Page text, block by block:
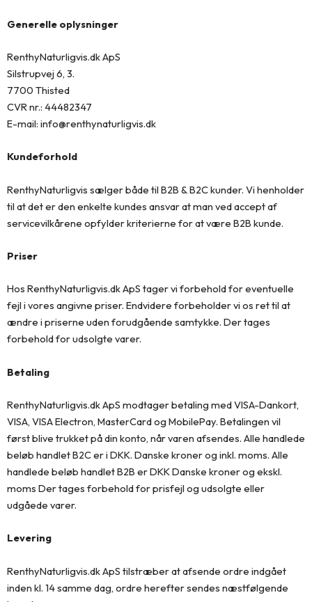
Generelle oplysninger
RenthyNaturligvis.dk ApS
Silstrupvej 6, 3.
7700 Thisted
CVR nr.: 44482347
E-mail: info@renthynaturligvis.dk
Kundeforhold
RenthyNaturligvis sælger både til B2B & B2C kunder. Vi henholder
til at det er den enkelte kundes ansvar at man ved accept af
servicevilkårene opfylder kriterierne for at være B2B kunde.
Priser
Hos RenthyNaturligvis.dk ApS tager vi forbehold for eventuelle
fejl i vores angivne priser. Endvidere forbeholder vi os ret til at
ændre i priserne uden forudgående samtykke. Der tages
forbehold for udsolgte varer.
Betaling
RenthyNaturligvis.dk ApS modtager betaling med VISA-Dankort,
VISA, VISA Electron, MasterCard og MobilePay. Betalingen vil
først blive trukket på din konto, når varen afsendes. Alle handlede
beløb handlet B2C er i DKK. Danske kroner og inkl. moms. Alle
handlede beløb handlet B2B er DKK Danske kroner og ekskl.
moms Der tages forbehold for prisfejl og udsolgte eller
udgåede varer.
Levering
RenthyNaturligvis.dk ApS tilstræber at afsende ordre indgået
inden kl. 14 samme dag, ordre herefter sendes næstfølgende